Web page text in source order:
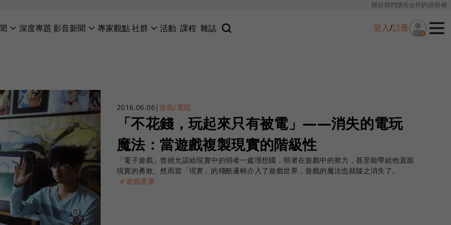
關於我們廣告合作內容授權
深度專題 影音新聞 專家觀點社群 活動 課程 雜誌 登入/註冊
2016.06.06|遊戲/電競
「不花錢，玩起來只有被電」——消失的電玩
魔法：當遊戲複製現實的階級性
「電子遊戲」曾經允諾給現實中的弱者一處理想國，弱者在遊戲中的努力，甚至能帶給他直面
現實的勇敢。然而當「現實」的殘酷邏輯介入了遊戲世界，遊戲的魔法也就隨之消失了。
＃遊戲產業